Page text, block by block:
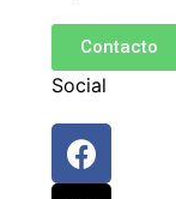
Contacto
Social